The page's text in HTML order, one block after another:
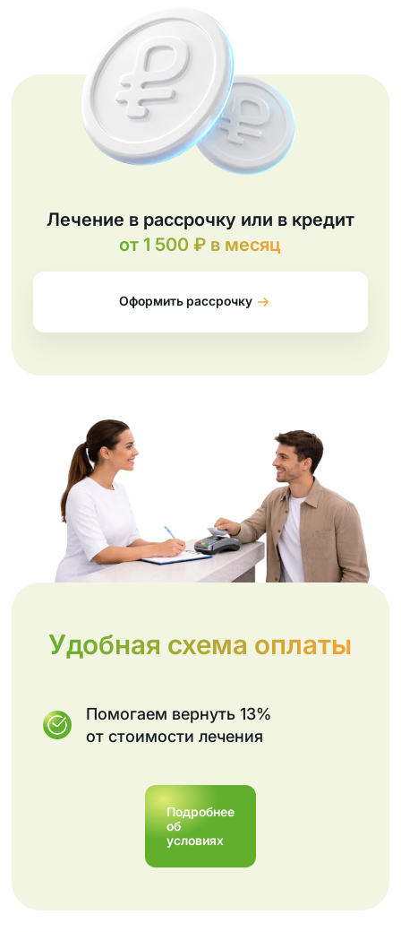
Лечение в рассрочку или в кредит
от 1 500 ₽ в месяц
Оформить рассрочку
Удобная схема оплаты
Помогаем вернуть 13%
от стоимости лечения
Подробнее
об
условиях